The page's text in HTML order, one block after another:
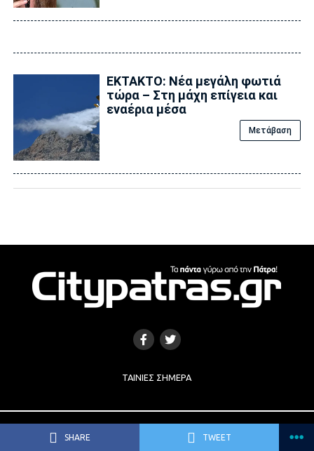
SHARE TWEET
ΕΚΤΑΚΤΟ: Νέα μεγάλη φωτιά
τώρα – Στη μάχη επίγεια και
εναέρια μέσα
Μετάβαση
ΤΑΙΝΊΕΣ ΣΉΜΕΡΑ
Copyright © 2017 | Κατασκευή Ιστοσελίδων